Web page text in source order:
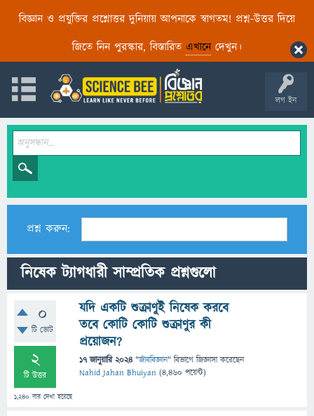
বিজ্ঞান ও প্রযুক্তির প্রশ্নোত্তর দুনিয়ায় আপনাকে স্বাগতম! প্রশ্ন-উত্তর দিয়ে
জিতে নিন পুরস্কার, বিস্তারিত এখানেদেখুন।
লগ ইন
প্রশ্ন করুন:
নিষেক ট্যাগধারী সাম্প্রতিক প্রশ্নগুলো
0
টি ভোট
2
টি উত্তর
1,240 বার দেখা হয়েছে
যদি একটি শুক্রাণুই নিষেক করবে
তবে কোটি কোটি শুক্রাণুর কী
প্রয়োজন?
17 জানুয়ারি 2024 "জীববিজ্ঞান" বিভাগে জিজ্ঞাসাকরেছেন
Nahid Jahan Bhuiyan (4,460 পয়েন্ট)